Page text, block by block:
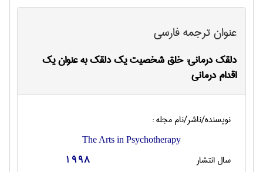
عنوان ترجمه فارسی
دلقک درمانی: خلق شخصیت یک دلقک به عنوان یک
اقدام درمانی
نویسنده/ناشر/نام مجله :
The Arts in Psychotherapy
سال انتشار 1998